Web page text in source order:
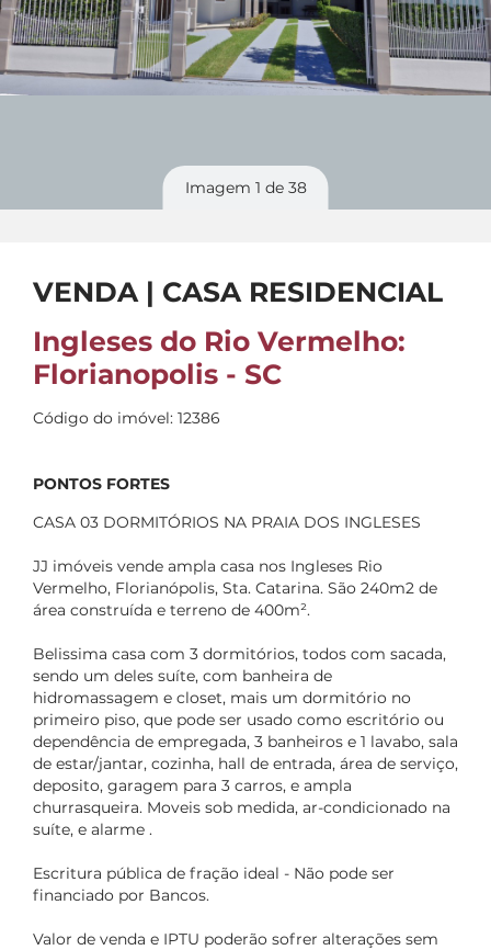
Imagem 1 de 38
VENDA | CASA RESIDENCIAL
Ingleses do Rio Vermelho:
Florianopolis - SC
Código do imóvel: 12386
PONTOS FORTES
CASA 03 DORMITÓRIOS NA PRAIA DOS INGLESES
JJ imóveis vende ampla casa nos Ingleses Rio
Vermelho, Florianópolis, Sta. Catarina. São 240m2 de
área construída e terreno de 400m².
Belissima casa com 3 dormitórios, todos com sacada,
sendo um deles suíte, com banheira de
hidromassagem e closet, mais um dormitório no
primeiro piso, que pode ser usado como escritório ou
dependência de empregada, 3 banheiros e 1 lavabo, sala
de estar/jantar, cozinha, hall de entrada, área de serviço,
deposito, garagem para 3 carros, e ampla
churrasqueira. Moveis sob medida, ar-condicionado na
suíte, e alarme .
Escritura pública de fração ideal - Não pode ser
financiado por Bancos.
Valor de venda e IPTU poderão sofrer alterações sem